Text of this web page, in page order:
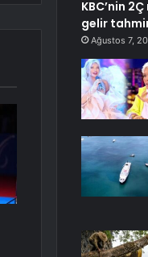
KBC’nin
gelir
Ağustos 7,